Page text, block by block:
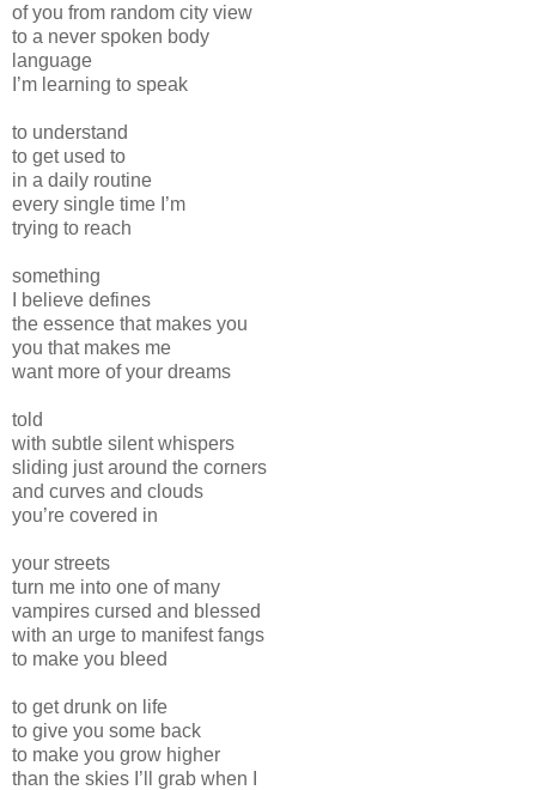
of you from random city view
to a never spoken body
language
I’m learning to speak
to understand
to get used to
in a daily routine
every single time I’m
trying to reach
something
I believe defines
the essence that makes you
you that makes me
want more of your dreams
told
with subtle silent whispers
sliding just around the corners
and curves and clouds
you’re covered in
your streets
turn me into one of many
vampires cursed and blessed
with an urge to manifest fangs
to make you bleed
to get drunk on life
to give you some back
to make you grow higher
than the skies I’ll grab when I